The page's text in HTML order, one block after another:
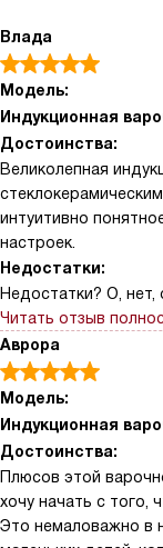
Влада
Модель:
Индукционная
Достоинства:
Великолепная
интуитивно
настроек.
Недостатки:
Недостатки? О, нет,
Читать отзыв
Аврора
Модель:
Индукционная
Достоинства:
Плюсов этой
хочу начать с того,
Это немаловажно в